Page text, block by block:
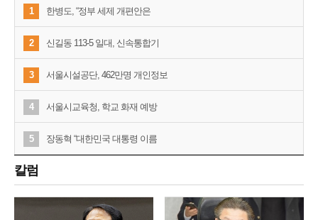
1 한병도, “정부 세제 개편안은
2 신길동 113-5 일대, 신속통합기
3 서울시설공단, 462만명 개인정보
4 서울시교육청, 학교 화재 예방
5 장동혁 “대한민국 대통령 이름
칼럼